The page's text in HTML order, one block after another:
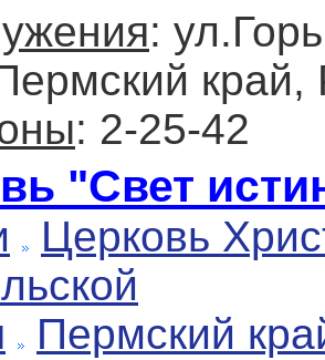
:
край,
: 2-25-42
"Свет
Церковь
Пермский